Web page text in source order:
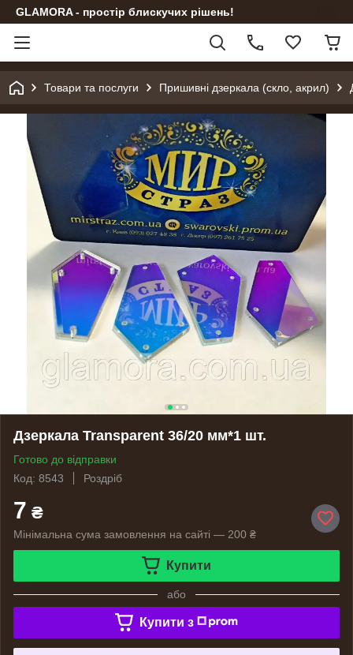
GLAMORA - простір блискучих рішень!
Товари та послуги Пришивні дзеркала (скло, акрил)
Дзеркала Transparent 36/20 мм*1 шт.
Готово до відправки
Код: 8543
Роздріб
7 ₴
Мінімальна сума замовлення на сайті — 200 ₴
Купити
або
Купити з